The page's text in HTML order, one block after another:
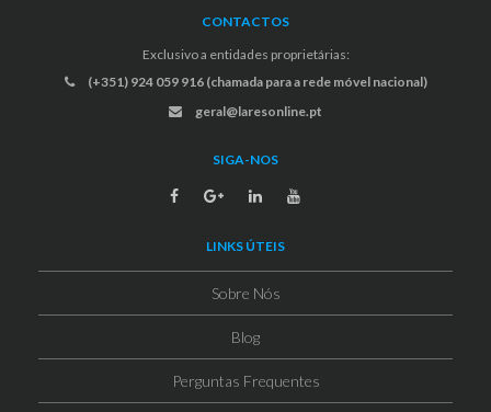
CONTACTOS
Exclusivo a entidades proprietárias:
(+351) 924 059 916 (chamada para a rede móvel nacional)
geral@laresonline.pt
SIGA-NOS
LINKS ÚTEIS
Sobre Nós
Blog
Perguntas Frequentes